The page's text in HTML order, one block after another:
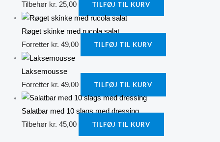
Tilbehør kr. 25,00 TILFØJ TIL KURV
Røget skinke med rucola salat
Forretter kr. 49,00 TILFØJ TIL KURV
Laksemousse
Forretter kr. 49,00 TILFØJ TIL KURV
Salatbar med 10 slags med dressing
Tilbehør kr. 45,00 TILFØJ TIL KURV